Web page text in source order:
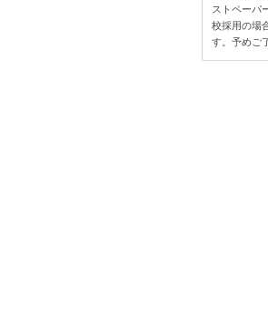
ストペーパ
校採用の場
す。予めご